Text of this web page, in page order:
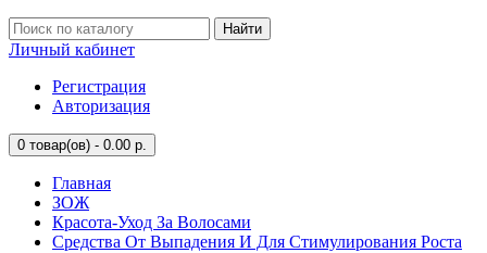
Найти
Личный кабинет
Регистрация
Авторизация
0 товар(ов) - 0.00 р.
Главная
ЗОЖ
Красота-Уход За Волосами
Средства От Выпадения И Для Стимулирования Роста